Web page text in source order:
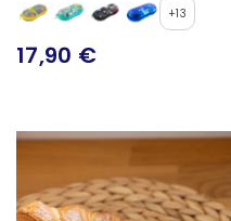
+13
17,90 €